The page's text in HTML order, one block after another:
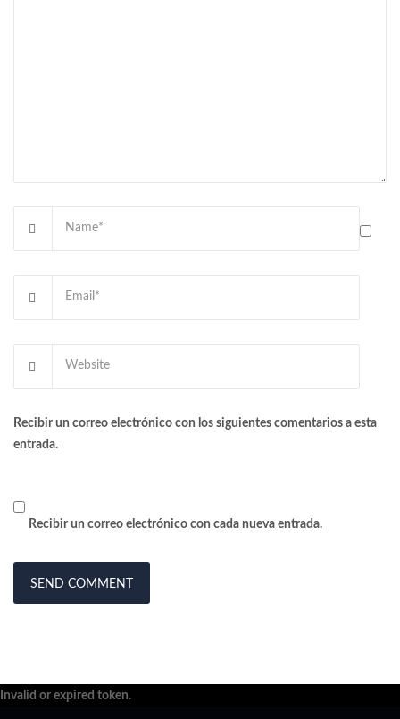
Recibir un correo electrónico con los siguientes comentarios a esta
entrada.
Recibir un correo electrónico con cada nueva entrada.
Invalid or expired token.